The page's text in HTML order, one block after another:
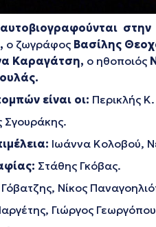
στην
, ο ζωγράφος Βασίλης
Καραγάτση, ο ηθοποιός
είναι οι: Περικλής
Σγουράκης.
Ιωάννα Κολοβού,
Στάθης Γκόβας.
Νίκος
Γιώργος